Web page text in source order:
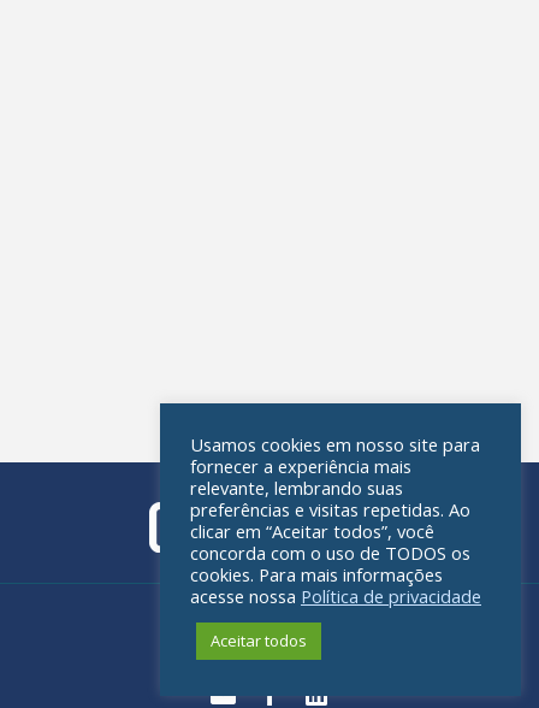
Política de privacidade
Usamos cookies em nosso site para
fornecer a experiência mais
relevante, lembrando suas
preferências e visitas repetidas. Ao
clicar em “Aceitar todos”, você
concorda com o uso de TODOS os
cookies. Para mais informações
acesse nossa Política de privacidade
Aceitar todos